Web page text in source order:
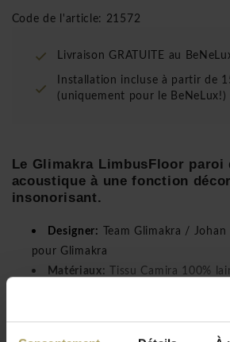
Code de l'article: 21572
Livraison GRATUITE au
Installation incluse à partir de
(uniquement pour le BeNeLux!)
Le Glimakra LimbusFloor paroi
acoustique à une fonction
insonorisant.
Designer:
Team Glimakra / Johan
pour Glimakra
Matériaux:
Tissu Camira 100%
H100 x L140/180
Lire plus